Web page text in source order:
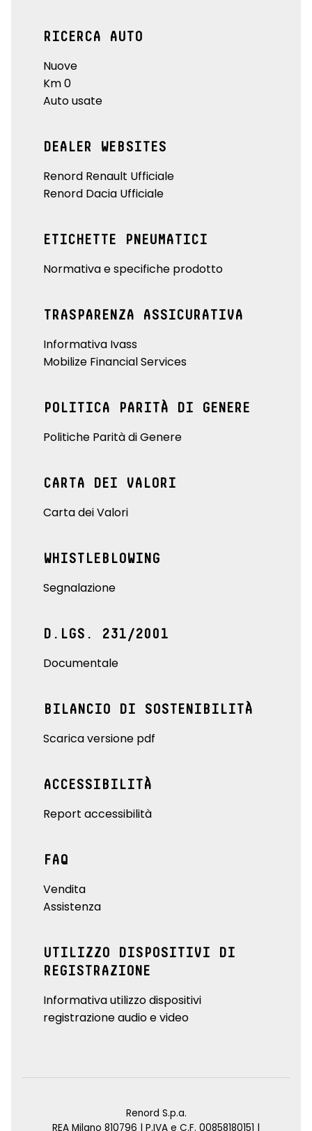
RICERCA AUTO
Nuove
Km 0
Auto usate
DEALER WEBSITES
Renord Renault Ufficiale
Renord Dacia Ufficiale
ETICHETTE PNEUMATICI
Normativa e specifiche prodotto
TRASPARENZA ASSICURATIVA
Informativa Ivass
Mobilize Financial Services
POLITICA PARITÀ DI GENERE
Politiche Parità di Genere
CARTA DEI VALORI
Carta dei Valori
WHISTLEBLOWING
Segnalazione
D.LGS. 231/2001
Documentale
BILANCIO DI SOSTENIBILITÀ
Scarica versione pdf
ACCESSIBILITÀ
Report accessibilità
FAQ
Vendita
Assistenza
UTILIZZO DISPOSITIVI DI
REGISTRAZIONE
Informativa utilizzo dispositivi
registrazione audio e video
Renord S.p.a.
REA Milano 810796 | P.IVA e C.F. 00858180151 |